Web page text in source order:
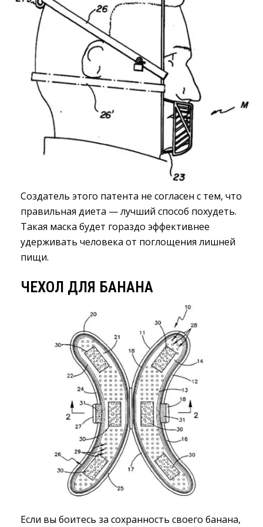
Создатель этого патента не согласен с тем, что
правильная диета — лучший способ похудеть.
Такая маска будет гораздо эффективнее
удерживать человека от поглощения лишней
пищи.
ЧЕХОЛ ДЛЯ БАНАНА
Если вы боитесь за сохранность своего банана,